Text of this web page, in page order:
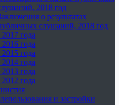
2018 год
о результатах
слушаний, 2018 год
года
года
года
года
года
года
и застройки